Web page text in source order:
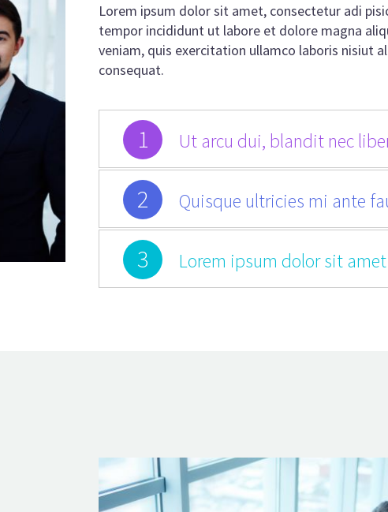
Lorem ipsum dolor sit amet, consectetur adi
tempor incididunt ut labore et dolore magna
veniam, quis exercitation ullamco laboris nisiut
consequat.
1 Ut arcu dui, blandit nec
2 Quisque ultricies mi ante
3 Lorem ipsum dolor sit amet